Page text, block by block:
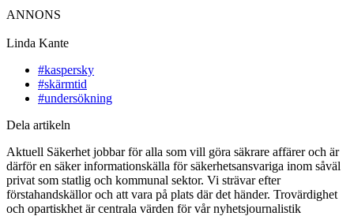
ANNONS
Linda Kante
#kaspersky
#skärmtid
#undersökning
Dela artikeln
Aktuell Säkerhet jobbar för alla som vill göra säkrare affärer och är
därför en säker informationskälla för säkerhetsansvariga inom såväl
privat som statlig och kommunal sektor. Vi strävar efter
förstahandskällor och att vara på plats där det händer. Trovärdighet
och opartiskhet är centrala värden för vår nyhetsjournalistik